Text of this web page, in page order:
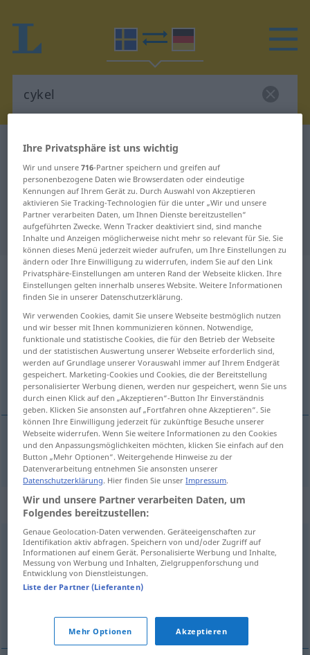
Schwedisch-Deutsch Wörterbuch
Schwedisch-Deutsch Übersetzung
für "cykel"
"cykel" Deutsch Übersetzung
„cykel“: Substantiv, Hauptwort
Übersicht aller Übersetzungen
(Für mehr Details die Übersetzung anklicken/antippen)
Zyklus
Zyklusm cykel
„cykel“: Substantiv, Hauptwort
cykel [ˈsykəl]s <-n;-ar>
Übersicht aller Übersetzungen
(Für mehr Details die Übersetzung anklicken/antippen)
Rad, Fahrrad, Velo
Ihre Privatsphäre ist uns wichtig
Wir und unsere716-Partner speichern und greifen auf
personenbezogene Daten wie Browserdaten oder eindeutige
Kennungen auf Ihrem Gerät zu. Durch Auswahl von Akzeptieren
aktivieren Sie Tracking-Technologien für die unter „Wir und unsere
Partner verarbeiten Daten, um Ihnen Dienste bereitzustellen“
aufgeführten Zwecke. Wenn Tracker deaktiviert sind, sind manche
Inhalte und Anzeigen möglicherweise nicht mehr so relevant für Sie. Sie
können dieses Menü jederzeit wieder aufrufen, um Ihre Einstellungen zu
ändern oder Ihre Einwilligung zu widerrufen, indem Sie auf den Link
Privatsphäre-Einstellungen am unteren Rand der Webseite klicken. Ihre
Einstellungen gelten innerhalb unseres Website. Weitere Informationen
finden Sie in unserer Datenschutzerklärung.
Wir verwenden Cookies, damit Sie unsere Webseite bestmöglich nutzen
und wir besser mit Ihnen kommunizieren können. Notwendige,
funktionale und statistische Cookies, die für den Betrieb der Webseite
und der statistischen Auswertung unserer Webseite erforderlich sind,
werden auf Grundlage unserer Vorauswahl immer auf Ihrem Endgerät
gespeichert. Marketing-Cookies und Cookies, die der Bereitstellung
personalisierter Werbung dienen, werden nur gespeichert, wenn Sie uns
durch einen Klick auf den „Akzeptieren“-Button Ihr Einverständnis
geben. Klicken Sie ansonsten auf „Fortfahren ohne Akzeptieren“. Sie
können Ihre Einwilligung jederzeit für zukünftige Besuche unserer
Webseite widerrufen. Wenn Sie weitere Informationen zu den Cookies
und den Anpassungsmöglichkeiten möchten, klicken Sie einfach auf den
Button „Mehr Optionen“. Weitergehende Hinweise zu der
Datenverarbeitung entnehmen Sie ansonsten unserer
Datenschutzerklärung. Hier finden Sie unserImpressum.
Wir und unsere Partner verarbeiten Daten, um
Folgendes bereitzustellen:
Genaue Geolocation-Daten verwenden. Geräteeigenschaften zur
Identifikation aktiv abfragen. Speichern von und/oder Zugriff auf
Informationen auf einem Gerät. Personalisierte Werbung und Inhalte,
Messung von Werbung und Inhalten, Zielgruppenforschung und
Entwicklung von Dienstleistungen.
Liste der Partner (Lieferanten)
Mehr Optionen Akzeptieren